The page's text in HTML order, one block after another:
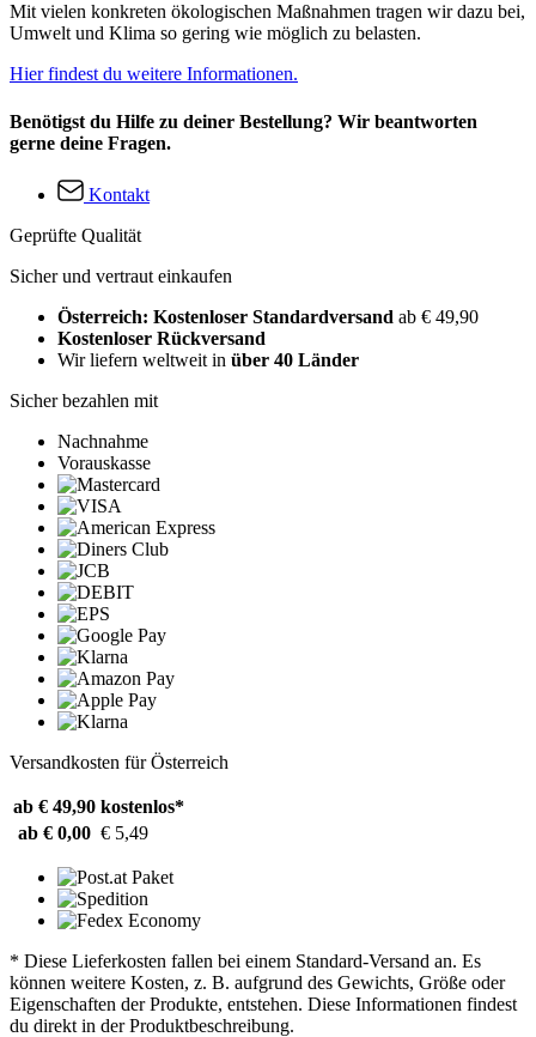
Mit vielen konkreten ökologischen Maßnahmen tragen wir dazu bei,
Umwelt und Klima so gering wie möglich zu belasten.
Hier findest du weitere Informationen.
Benötigst du Hilfe zu deiner Bestellung? Wir beantworten
gerne deine Fragen.
Kontakt
Geprüfte Qualität
Sicher und vertraut einkaufen
Österreich: Kostenloser Standardversand ab € 49,90
Kostenloser Rückversand
Wir liefern weltweit in über 40 Länder
Sicher bezahlen mit
Nachnahme
Vorauskasse
Versandkosten für Österreich
ab € 49,90 kostenlos*
ab € 0,00 € 5,49
* Diese Lieferkosten fallen bei einem Standard-Versand an. Es
können weitere Kosten, z. B. aufgrund des Gewichts, Größe oder
Eigenschaften der Produkte, entstehen. Diese Informationen findest
du direkt in der Produktbeschreibung.